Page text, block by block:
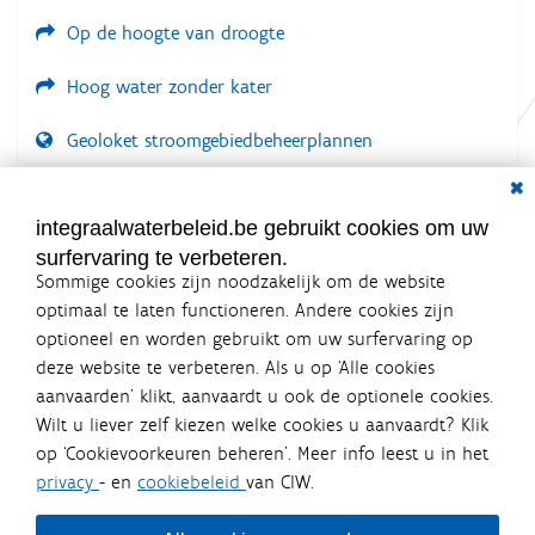
e
b
l
d
g
.
.
Op de hoogte van droogte
Hoog water zonder kater
Geoloket stroomgebiedbeheerplannen
LOGIN VEREIST
integraalwaterbeleid.be gebruikt cookies om uw
surfervaring te verbeteren.
Sommige cookies zijn noodzakelijk om de website
optimaal te laten functioneren. Andere cookies zijn
optioneel en worden gebruikt om uw surfervaring op
deze website te verbeteren. Als u op ‘Alle cookies
aanvaarden’ klikt, aanvaardt u ook de optionele cookies.
Wilt u liever zelf kiezen welke cookies u aanvaardt? Klik
op ‘Cookievoorkeuren beheren’. Meer info leest u in het
privacy - en cookiebeleid van CIW.
Integraalwaterbeleid.be is een
officiële website van de Vlaamse
overheid
uitgegeven door Coördinatiecommissie Integraal
Waterbeleid
De Coördinatiecommissie Integraal Waterbeleid (CIW) is een